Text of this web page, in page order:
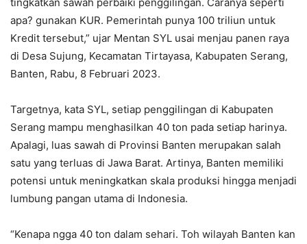
apa? gunakan KUR. Pemerintah punya 100 triliun untuk
Kredit tersebut,” ujar Mentan SYL usai menjau panen raya
di Desa Sujung, Kecamatan Tirtayasa, Kabupaten Serang,
Banten, Rabu, 8 Februari 2023.
Targetnya, kata SYL, setiap penggilingan di Kabupaten
Serang mampu menghasilkan 40 ton pada setiap harinya.
Apalagi, luas sawah di Provinsi Banten merupakan salah
satu yang terluas di Jawa Barat. Artinya, Banten memiliki
potensi untuk meningkatkan skala produksi hingga menjadi
lumbung pangan utama di Indonesia.
“Kenapa ngga 40 ton dalam sehari. Toh wilayah Banten kan